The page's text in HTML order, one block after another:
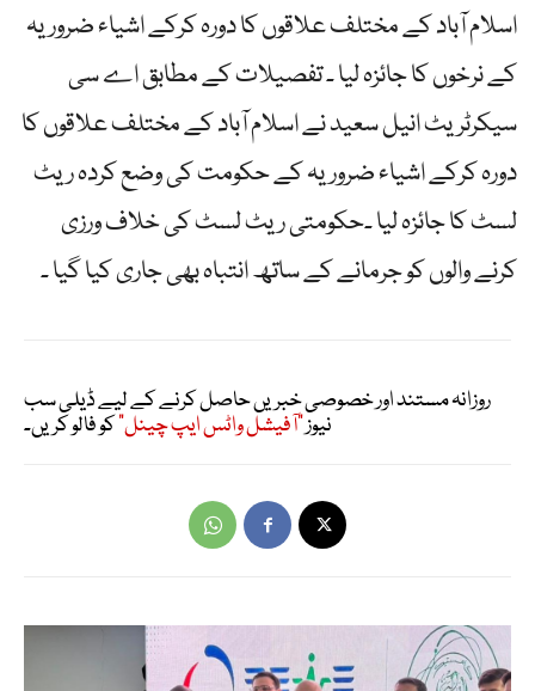
اسلام آباد کے مختلف علاقوں کا دورہ کرکے اشیاء ضروریہ
کے نرخوں کا جائزہ لیا ۔ تفصیلات کے مطابق اے سی
سیکرٹریٹ انیل سعید نے اسلام آباد کے مختلف علاقوں کا
دورہ کرکے اشیاء ضروریہ کے حکومت کی وضع کردہ ریٹ
لسٹ کا جائزہ لیا ۔حکومتی ریٹ لسٹ کی خلاف ورزی
کرنے والوں کو جرمانے کے ساتھ انتباہ بھی جاری کیا گیا ۔
روزانہ مستند اور خصوصی خبریں حاصل کرنے کے لیے ڈیلی سب
نیوز"آفیشل واٹس ایپ چینل"کو فالو کریں۔